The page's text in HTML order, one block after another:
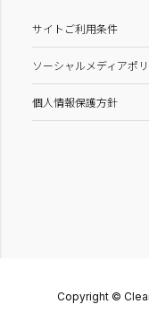
サイトご利用条件
ソーシャルメディアポ
個人情報保護方針
Copyright ©